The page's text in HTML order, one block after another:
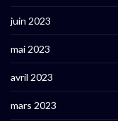
juin 2023
mai 2023
avril 2023
mars 2023